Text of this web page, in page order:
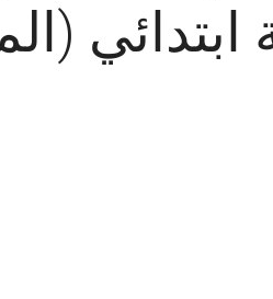
ابتدائي